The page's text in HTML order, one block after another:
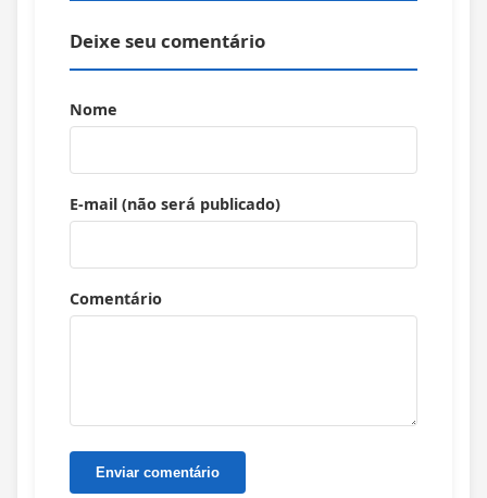
Deixe seu comentário
Nome
E-mail (não será publicado)
Comentário